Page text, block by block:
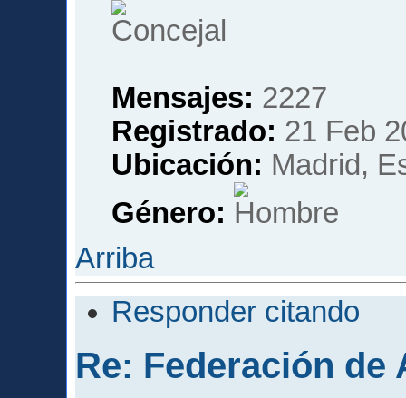
Mensajes: 2227
Registrado: 21 Feb
Ubicación: Madrid,
Género:
Arriba
Responder citando
Re: Federación de